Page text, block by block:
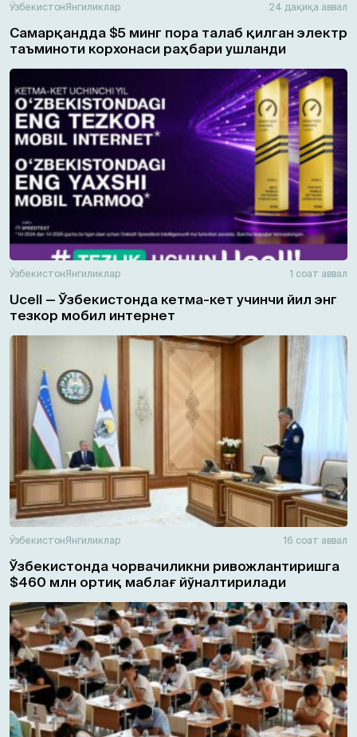
ЎзбекистонЯнгиликлар 24 дақиқа аввал
Самарқандда $5 минг пора талаб қилган электр
таъминоти корхонаси раҳбари ушланди
ЎзбекистонЯнгиликлар 1 соат аввал
Ucell — Ўзбекистонда кетма-кет учинчи йил энг
тезкор мобил интернет
ЎзбекистонЯнгиликлар 16 соат аввал
Ўзбекистонда чорвачиликни ривожлантиришга
$460 млн ортиқ маблағ йўналтирилади